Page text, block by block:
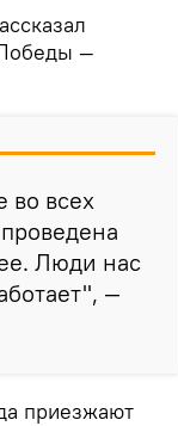
—
во всех
Люди нас
—
приезжают